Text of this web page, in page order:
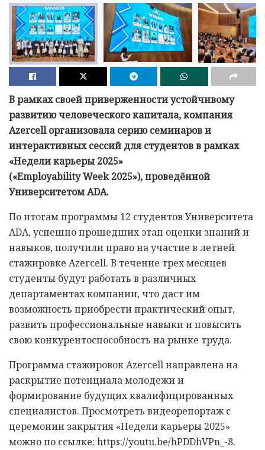
В рамках своей приверженности устойчивому
развитию человеческого капитала, компания
Azercell организовала серию семинаров и
интерактивных сессий для студентов в рамках
«Недели карьеры 2025»
(«Employability Week 2025»), проведённой
Университетом АDА.
По итогам программы 12 студентов Университета
АDА, успешно прошедших этап оценки знаний и
навыков, получили право на участие в летней
стажировке Azercell. В течение трех месяцев
студенты будут работать в различных
департаментах компании, что даст им
возможность приобрести практический опыт,
развить профессиональные навыки и повысить
свою конкурентоспособность на рынке труда.
Программа стажировок Azercell направлена на
раскрытие потенциала молодежи и
формирование будущих квалифицированных
специалистов. Просмотреть видеорепортаж с
церемонии закрытия «Недели карьеры 2025»
можно по ссылке: https://youtu.be/hPDDhVPn_-8.